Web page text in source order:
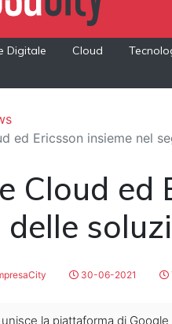
Digitale Cloud
ed Ericsson insieme nel
Cloud ed
30-06-2021
la piattaforma di